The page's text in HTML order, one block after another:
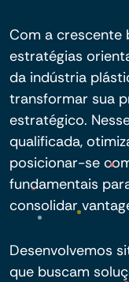
Com a crescente
estratégias
da indústria
transformar sua
estratégico.
qualificada,
posicionar-se
fundamentais
consolidar
Desenvolvemos
que buscam